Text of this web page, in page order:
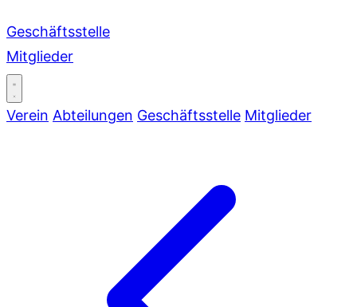
Geschäftsstelle
Mitglieder
Verein Abteilungen Geschäftsstelle Mitglieder